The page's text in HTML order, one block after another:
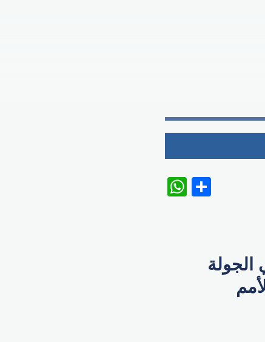
WhatsApp
على منتخب كرواتيا بنتيجة 6-0 في الجولة